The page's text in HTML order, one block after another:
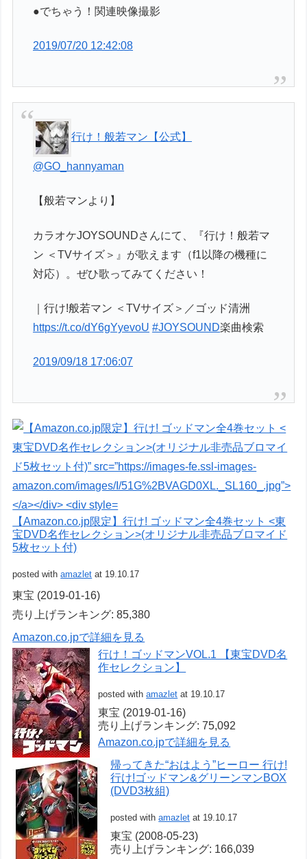
●でちゃう！関連映像撮影
2019/07/20 12:42:08
行け！般若マン【公式】
@GO_hannyaman
【般若マンより】
カラオケJOYSOUNDさんにて、『行け！般若マ
ン ＜TVサイズ＞』が歌えます（f1以降の機種に
対応）。ぜひ歌ってみてください！
｜行け!般若マン ＜TVサイズ＞／ゴッド清洲
https://t.co/dY6gYyevoU #JOYSOUND楽曲検索
2019/09/18 17:06:07
【Amazon.co.jp限定】行け! ゴッドマン全4巻セット <東
宝DVD名作セレクション>(オリジナル非売品ブロマイド
5枚セット付)
posted withamazlet at 19.10.17
東宝 (2019-01-16)
売り上げランキング: 85,380
Amazon.co.jpで詳細を見る
行け！ゴッドマンVOL.1 【東宝DVD名
作セレクション】
posted withamazlet at 19.10.17
東宝 (2019-01-16)
売り上げランキング: 75,092
Amazon.co.jpで詳細を見る
帰ってきた“おはよう”ヒーロー 行け!
行け!ゴッドマン&グリーンマンBOX
(DVD3枚組)
posted withamazlet at 19.10.17
東宝 (2008-05-23)
売り上げランキング: 166,039